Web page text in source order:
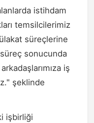
istihdam
temsilcilerimiz
süreçlerine
sonucunda
iş
şeklinde
işbirliği